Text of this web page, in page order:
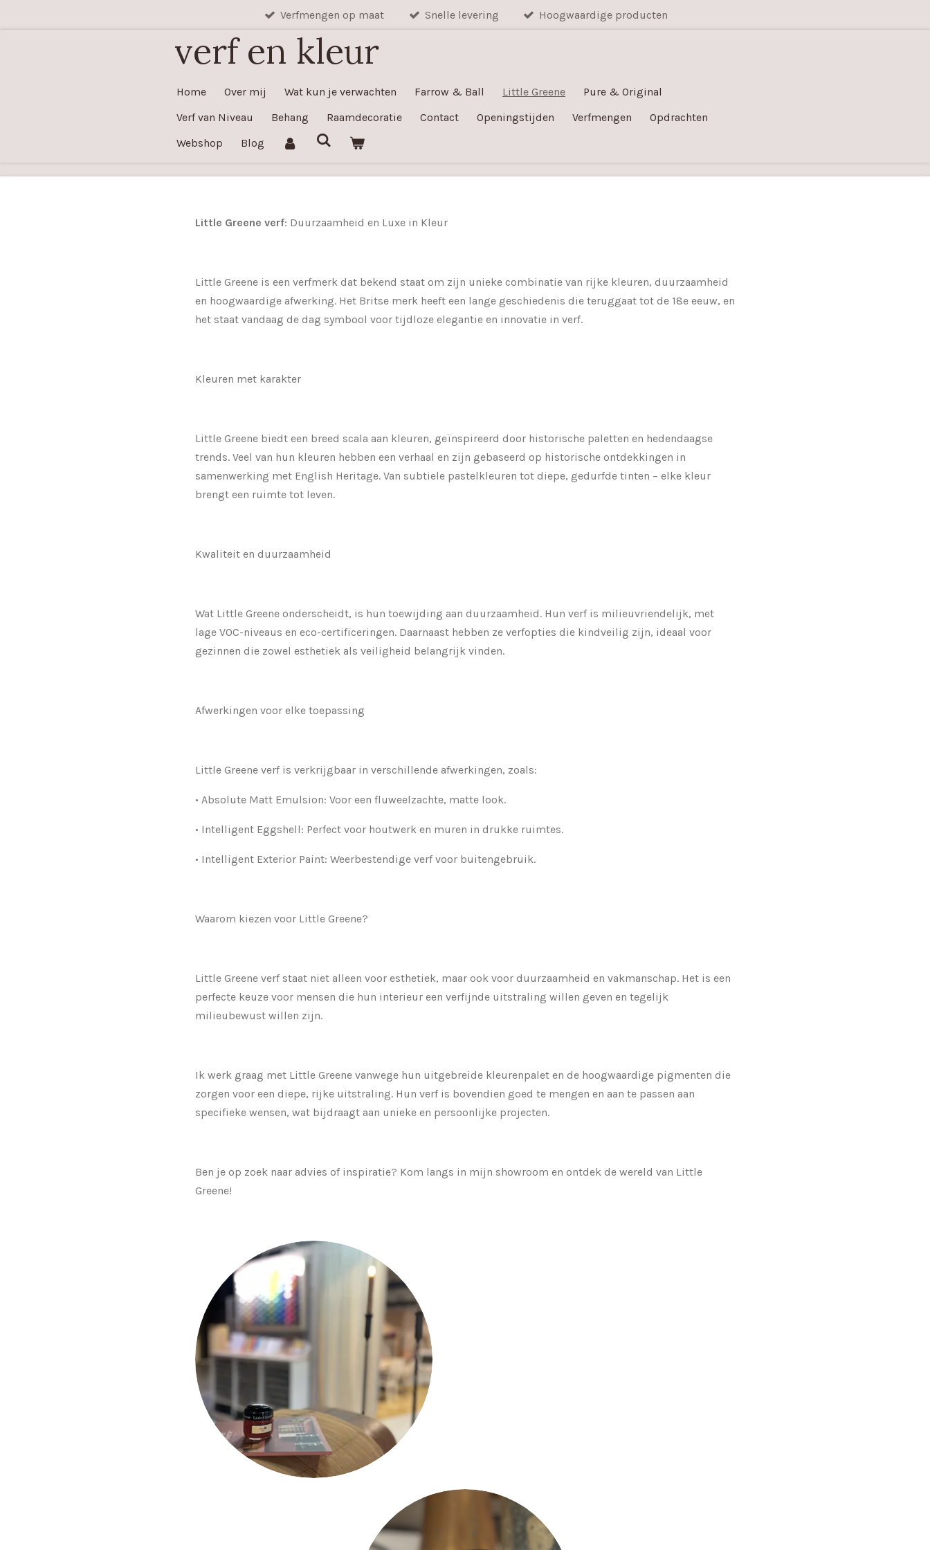
Verfmengen op maat Snelle levering Hoogwaardige producten
verf en kleur
Home Over mij Wat kun je verwachten Farrow & Ball Little Greene
Pure & Original
Verf van Niveau
Behang Raamdecoratie Contact Openingstijden Verfmengen
Opdrachten
Webshop
Blog
Little Greene verf: Duurzaamheid en Luxe in Kleur
Little Greene is een verfmerk dat bekend staat om zijn unieke combinatie van rijke kleuren, duurzaamheid
en hoogwaardige afwerking. Het Britse merk heeft een lange geschiedenis die teruggaat tot de 18e eeuw, en
het staat vandaag de dag symbool voor tijdloze elegantie en innovatie in verf.
Kleuren met karakter
Little Greene biedt een breed scala aan kleuren, geïnspireerd door historische paletten en hedendaagse
trends. Veel van hun kleuren hebben een verhaal en zijn gebaseerd op historische ontdekkingen in
samenwerking met English Heritage. Van subtiele pastelkleuren tot diepe, gedurfde tinten – elke kleur
brengt een ruimte tot leven.
Kwaliteit en duurzaamheid
Wat Little Greene onderscheidt, is hun toewijding aan duurzaamheid. Hun verf is milieuvriendelijk, met
lage VOC-niveaus en eco-certificeringen. Daarnaast hebben ze verfopties die kindveilig zijn, ideaal voor
gezinnen die zowel esthetiek als veiligheid belangrijk vinden.
Afwerkingen voor elke toepassing
Little Greene verf is verkrijgbaar in verschillende afwerkingen, zoals:
• Absolute Matt Emulsion: Voor een fluweelzachte, matte look.
• Intelligent Eggshell: Perfect voor houtwerk en muren in drukke ruimtes.
• Intelligent Exterior Paint: Weerbestendige verf voor buitengebruik.
Waarom kiezen voor Little Greene?
Little Greene verf staat niet alleen voor esthetiek, maar ook voor duurzaamheid en vakmanschap. Het is een
perfecte keuze voor mensen die hun interieur een verfijnde uitstraling willen geven en tegelijk
milieubewust willen zijn.
Ik werk graag met Little Greene vanwege hun uitgebreide kleurenpalet en de hoogwaardige pigmenten die
zorgen voor een diepe, rijke uitstraling. Hun verf is bovendien goed te mengen en aan te passen aan
specifieke wensen, wat bijdraagt aan unieke en persoonlijke projecten.
Ben je op zoek naar advies of inspiratie? Kom langs in mijn showroom en ontdek de wereld van Little
Greene!